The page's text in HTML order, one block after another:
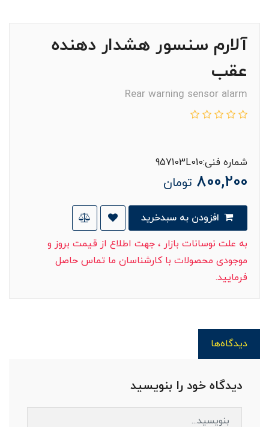
آلارم سنسور هشدار دهنده
عقب
Rear warning sensor alarm
شماره فنی:957103L010
800,200 تومان
به علت نوسانات بازار ، جهت اطلاع از قیمت بروز و
موجودی محصولات با کارشناسان ما تماس حاصل
فرمایید.
دیدگاه‌ها
دیدگاه خود را بنویسید